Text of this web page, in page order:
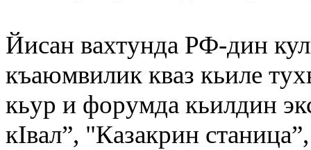
Йисан вахтунда РФ-дин
къаюмвилик кваз кьиле
кьур и форумда кьилдин
кIвал”, "Казакрин